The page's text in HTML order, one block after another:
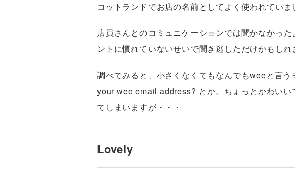
コットランドでお店の名前としてよく使われていま
店員さんとのコミュニケーションでは聞かなかっ
ントに慣れていないせいで聞き逃しただけかもしれ
調べてみると、小さくなくてもなんでもweeと言
your wee email address? とか。ちょっとかわいい
てしまいますが・・・
Lovely